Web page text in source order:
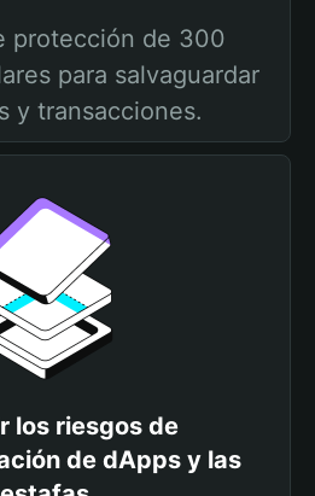
protección de 300
para salvaguardar
y transacciones.
los riesgos de
de dApps y las